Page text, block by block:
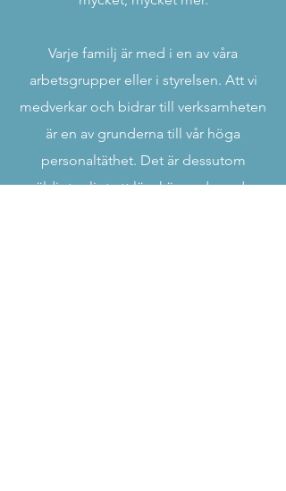
Varje familj är med i en av våra
arbetsgrupper eller i styrelsen. Att vi
medverkar och bidrar till verksamheten
är en av grunderna till vår höga
personaltäthet. Det är dessutom
väldigt roligt att lära känna de andra